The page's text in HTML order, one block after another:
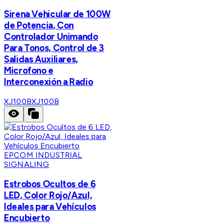
Sirena Vehicular de 100W
de Potencia, Con
Controlador Unimando
Para Tonos, Control de 3
Salidas Auxiliares,
Microfono e
Interconexión a Radio
XJ100BXJ100B
EPCOM INDUSTRIAL
SIGNALING
Estrobos Ocultos de 6
LED, Color Rojo/Azul,
Ideales para Vehículos
Encubierto